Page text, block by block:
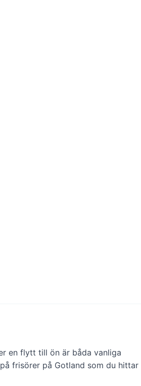
en flytt till ön är båda vanliga
frisörer på Gotland som du hittar